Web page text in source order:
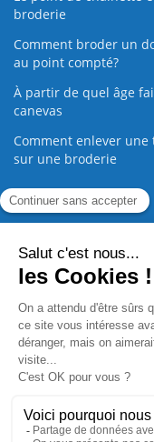
broderie
Comment broder un
au point compté?
À partir de quel âge
canevas
Comment enlever une
sur une broderie
Guide de la Broderie
Commande Papier
2008 - 2026 ©